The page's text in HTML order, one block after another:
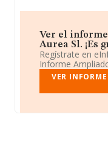
Ver el
Aurea Sl. ¡Es
Regístrate en
Informe
VER